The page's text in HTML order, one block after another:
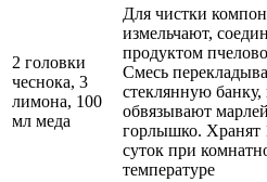
2 головки
чеснока, 3
лимона, 100
мл меда
Для чистки
измельчают,
продуктом
Смесь
стеклянную банку,
обвязывают марлей
горлышко. Хранят
суток при
температуре